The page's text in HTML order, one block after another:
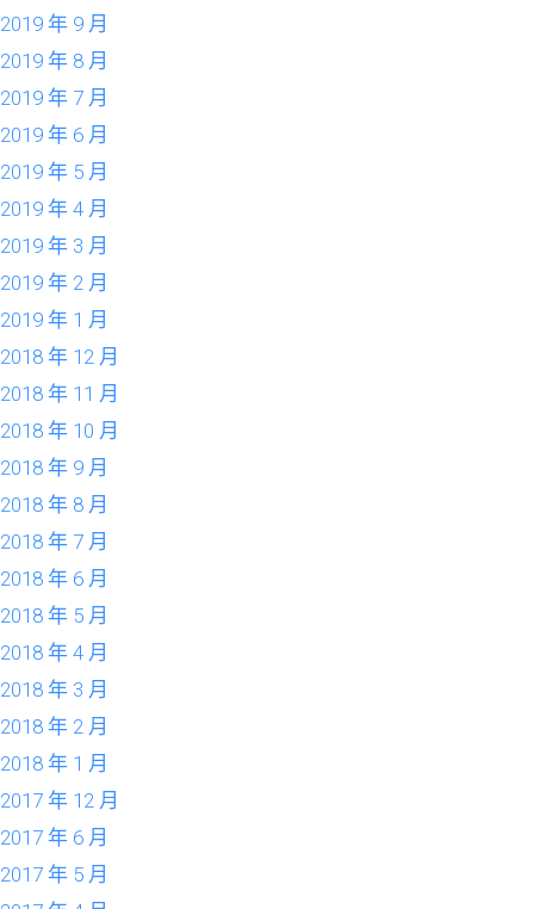
2019 年 9 月
2019 年 8 月
2019 年 7 月
2019 年 6 月
2019 年 5 月
2019 年 4 月
2019 年 3 月
2019 年 2 月
2019 年 1 月
2018 年 12 月
2018 年 11 月
2018 年 10 月
2018 年 9 月
2018 年 8 月
2018 年 7 月
2018 年 6 月
2018 年 5 月
2018 年 4 月
2018 年 3 月
2018 年 2 月
2018 年 1 月
2017 年 12 月
2017 年 6 月
2017 年 5 月